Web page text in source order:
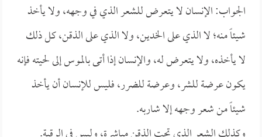
الجواب: الإنسان لا يتعرض للشعر الذي في وجهه، ولا يأخذ
شيئاً منه؛ لا الذي على الخدين، ولا الذي على الذقن، كل ذلك
لا يأخذه، ولا يتعرض له، والإنسان إذا أتى بالموس إلى لحيته فإنه
يكون عرضة للشر، وعرضة للضرر، فليس للإنسان أن يأخذ
شيئاً من شعر وجهه إلا شاربه.